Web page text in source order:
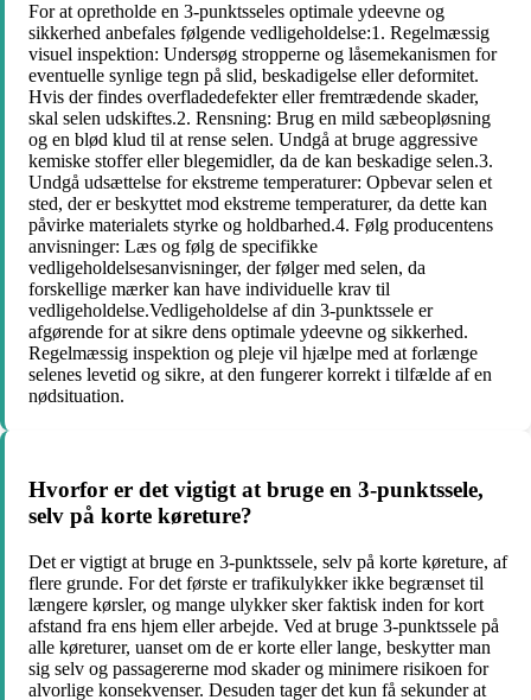
For at opretholde en 3-punktsseles optimale ydeevne og
sikkerhed anbefales følgende vedligeholdelse:1. Regelmæssig
visuel inspektion: Undersøg stropperne og låsemekanismen for
eventuelle synlige tegn på slid, beskadigelse eller deformitet.
Hvis der findes overfladedefekter eller fremtrædende skader,
skal selen udskiftes.2. Rensning: Brug en mild sæbeopløsning
og en blød klud til at rense selen. Undgå at bruge aggressive
kemiske stoffer eller blegemidler, da de kan beskadige selen.3.
Undgå udsættelse for ekstreme temperaturer: Opbevar selen et
sted, der er beskyttet mod ekstreme temperaturer, da dette kan
påvirke materialets styrke og holdbarhed.4. Følg producentens
anvisninger: Læs og følg de specifikke
vedligeholdelsesanvisninger, der følger med selen, da
forskellige mærker kan have individuelle krav til
vedligeholdelse.Vedligeholdelse af din 3-punktssele er
afgørende for at sikre dens optimale ydeevne og sikkerhed.
Regelmæssig inspektion og pleje vil hjælpe med at forlænge
selenes levetid og sikre, at den fungerer korrekt i tilfælde af en
nødsituation.
Hvorfor er det vigtigt at bruge en 3-punktssele,
selv på korte køreture?
Det er vigtigt at bruge en 3-punktssele, selv på korte køreture, af
flere grunde. For det første er trafikulykker ikke begrænset til
længere kørsler, og mange ulykker sker faktisk inden for kort
afstand fra ens hjem eller arbejde. Ved at bruge 3-punktssele på
alle køreturer, uanset om de er korte eller lange, beskytter man
sig selv og passagererne mod skader og minimere risikoen for
alvorlige konsekvenser. Desuden tager det kun få sekunder at